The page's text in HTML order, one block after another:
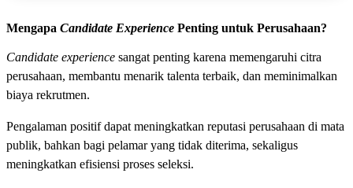
Mengapa Candidate Experience Penting untuk Perusahaan?
Candidate experience sangat penting karena memengaruhi citra
perusahaan, membantu menarik talenta terbaik, dan meminimalkan
biaya rekrutmen.
Pengalaman positif dapat meningkatkan reputasi perusahaan di mata
publik, bahkan bagi pelamar yang tidak diterima, sekaligus
meningkatkan efisiensi proses seleksi.